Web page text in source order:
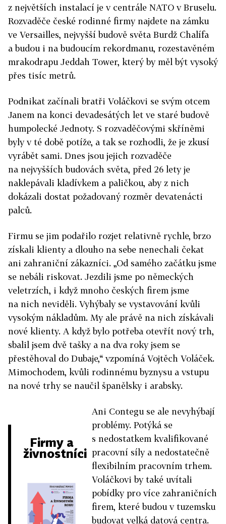
z největších instalací je v centrále NATO v Bruselu.
Rozvaděče české rodinné firmy najdete na zámku
ve Versailles, nejvyšší budově světa Burdž Chalífa
a budou i na budoucím rekordmanu, rozestavěném
mrakodrapu Jeddah Tower, který by měl být vysoký
přes tisíc metrů.
Podnikat začínali bratři Voláčkovi se svým otcem
Janem na konci devadesátých let ve staré budově
humpolecké Jednoty. S rozvaděčovými skříněmi
byly v té době potíže, a tak se rozhodli, že je zkusí
vyrábět sami. Dnes jsou jejich rozvaděče
na nejvyšších budovách světa, před 26 lety je
naklepávali kladívkem a paličkou, aby z nich
dokázali dostat požadovaný rozměr devatenácti
palců.
Firmu se jim podařilo rozjet relativně rychle, brzo
získali klienty a dlouho na sebe nenechali čekat
ani zahraniční zákazníci. „Od samého začátku jsme
se nebáli riskovat. Jezdili jsme po německých
veletrzích, i když mnoho českých firem jsme
na nich neviděli. Vyhýbaly se vystavování kvůli
vysokým nákladům. My ale právě na nich získávali
nové klienty. A když bylo potřeba otevřít nový trh,
sbalil jsem dvě tašky a na dva roky jsem se
přestěhoval do Dubaje,“ vzpomíná Vojtěch Voláček.
Mimochodem, kvůli rodinnému byznysu a vstupu
na nové trhy se naučil španělsky i arabsky.
Firmy a
živnostníci
Ani Contegu se ale nevyhýbají
problémy. Potýká se
s nedostatkem kvalifikované
pracovní síly a nedostatečně
flexibilním pracovním trhem.
Voláčkovi by také uvítali
pobídky pro více zahraničních
firem, které budou v tuzemsku
budovat velká datová centra.